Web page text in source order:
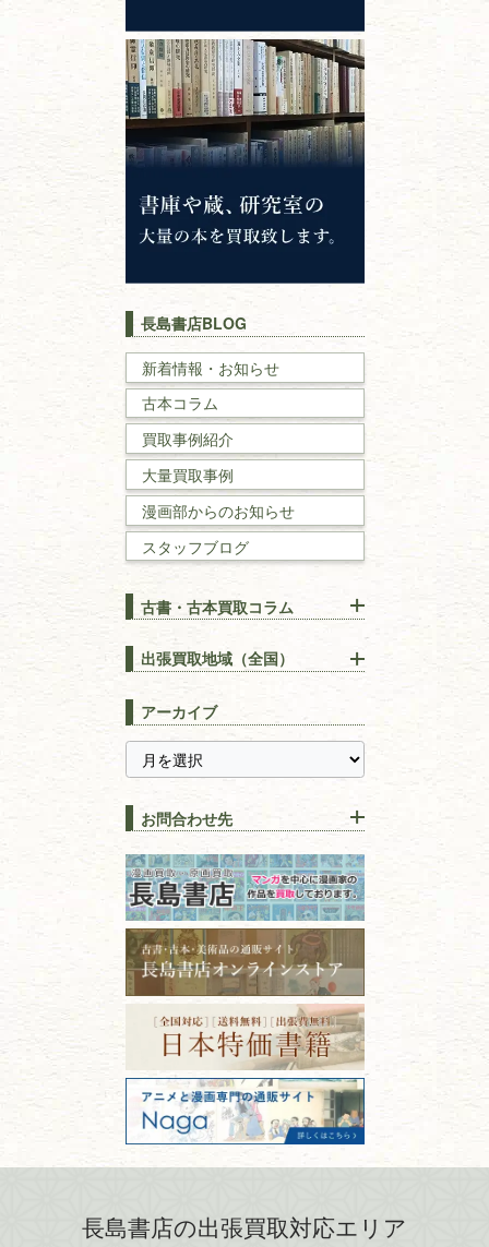
心理学・倫理学
仏教書
神道・神社仏閣
イスラム教
キリスト教
戦記・戦史
国文学・
理工書
数学書・物理学書
建築書
漢方・鍼灸・東洋医学
易学・占い
スピリチュアル・
全集・
趣味・教養
書道
拓本・法帖・碑帖
篆刻・印譜
書道具
美術書・アート本・
デザイン本
カメラ・撮影術
版画・リトグラフ・
刀剣・鎧・甲冑
長島書店BLOG
新着情報・お知らせ
古本コラム
買取事例紹介
大量買取事例
漫画部からのお知らせ
スタッフブログ
古書・古本買取コラム
【出張買取】古本の大量買取
りOK！効率的に売る方法
宅配買取は古本を送るだけ！
長島書店の便利な買取サービ
ス
【持ち込み買取】店頭で簡単
に古本を売るメリットとは？
上手な売り方のコツを解説
古本の保管方法と劣化する原
因！適切な管理で長持ちさせ
るコツ
古本は汚れていると買取でき
ない？適切な保管方法とクリ
ーニング！
ISBNコードとは？書籍の識別
番号の意味と役割を解説
価値ある古書を売るポイント
と注意点
出張買取地域（全国）
東京都
千葉県
神奈川県
静岡県
山梨県
新潟県
長野県
愛知県
石川県
福井県
福島県
富山県
青森県
岩手県
宮城県
秋田県
山形県
岐阜県
三重県
滋賀県
京都府
大阪府
兵庫県
奈良県
島根県
岡山県
アーカイブ
お問合わせ先
古本買取専門店 長島書店
〒101-0051
東京都千代田区神田神保町2-5-1
フリーダイヤル：0120-414-548
電話：03-3512-8115
FAX：03-3512-8116
古物商許可：東京都公安委員会 第
301028901712号
古物商名称：有限会社長島書店
長島書店の出張買取対応エリア